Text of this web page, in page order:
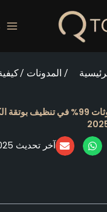
/ المدونات /كيفية
كيفية تحقيق إزالة الملوثات 99% في
آخر تحديث 08/14/2025